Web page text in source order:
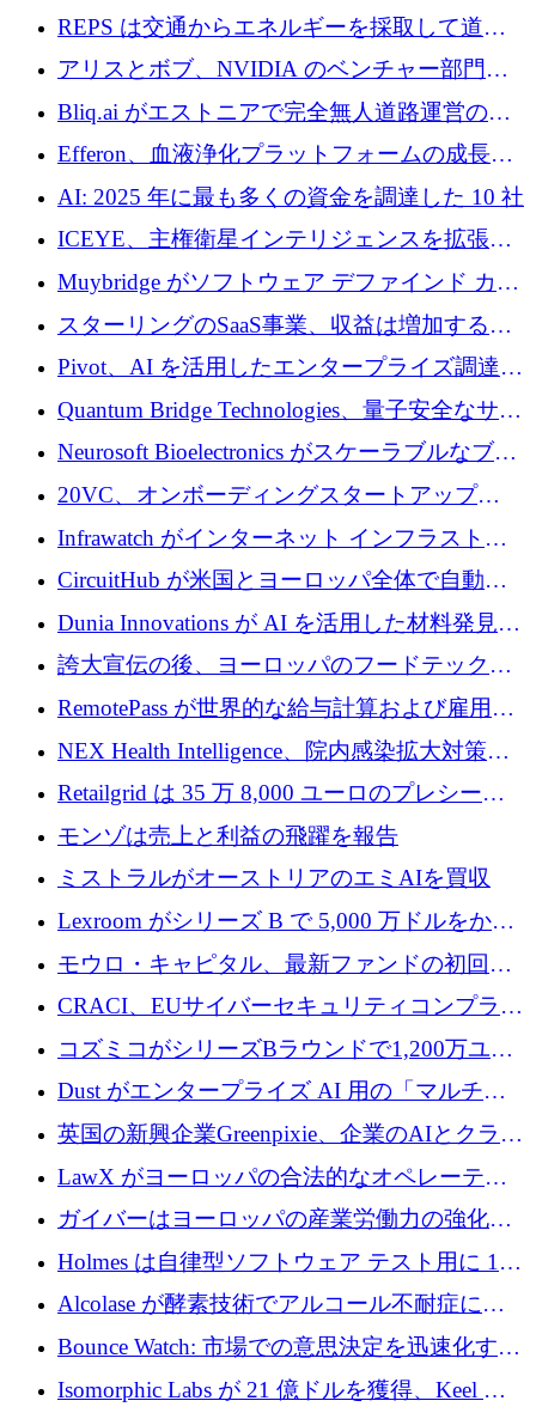
Mistral が Emmi AI を買収、Bliq がエストニア
での完全無人道路運営を承認
REPS は交通からエネルギーを採取して道路
を発電所に変えるために 2,360 万ドルを調達
アリスとボブ、NVIDIA のベンチャー部門か
らの投資でシリーズ B を拡大
Bliq.ai がエストニアで完全無人道路運営の承
認を獲得
Efferon、血液浄化プラットフォームの成長に
250万ユーロを確保
AI: 2025 年に最も多くの資金を調達した 10 社
ICEYE、主権衛星インテリジェンスを拡張す
るために 3 億ユーロの信用枠を確保
Muybridge がソフトウェア デファインド カメ
ラ テクノロジーを拡張するためにシリーズ A
で 1,600 万ドルを調達
スターリングのSaaS事業、収益は増加するも
グループ利益は減少
Pivot、AI を活用したエンタープライズ調達プ
ラットフォームを拡大するために 4,000 万ド
ルを調達
Quantum Bridge Technologies、量子安全なサイ
バーセキュリティ インフラストラクチャの拡
Neurosoft Bioelectronics がスケーラブルなブレ
イン コンピューター インターフェイスのため
に 750 万ドルを調達
20VC、オンボーディングスタートアップ
Prelude へのシリーズ A 投資で 2,000 万ドルを
Infrawatch がインターネット インフラストラ
クチャ インテリジェンス向けに 300 万ドルの
プレシードを確保
CircuitHub が米国とヨーロッパ全体で自動電
子機器製造を拡大するために 2,800 万ドルを
Dunia Innovations が AI を活用した材料発見を
産業化するために 2 億 8,000 万ユーロのベル
リン GigaLab を発表
誇大宣伝の後、ヨーロッパのフードテックセ
クターはファンダメンタルズを中心に再構築
RemotePass が世界的な給与計算および雇用プ
ラットフォームを拡大するために 1,740 万ド
NEX Health Intelligence、院内感染拡大対策に
100万ユーロを確保
Retailgrid は 35 万 8,000 ユーロのプレシード
ラウンドで小売業のスプレッドシートをター
ゲットにしています
モンゾは売上と利益の飛躍を報告
ミストラルがオーストリアのエミAIを買収
Lexroom がシリーズ B で 5,000 万ドルをかけ
てヨーロッパ大陸法用の法律 AI を構築
モウロ・キャピタル、最新ファンドの初回ク
ローズで4億ドルを確保
CRACI、EUサイバーセキュリティコンプライ
アンスプラットフォームのために140万ユーロ
コズミコがシリーズBラウンドで1,200万ユー
ロを調達
Dust がエンタープライズ AI 用の「マルチプ
レイヤー」オペレーティング システムを構築
するシリーズ B で 4,000 万ドルを調達
英国の新興企業Greenpixie、企業のAIとクラウ
ドのエネルギー無駄を削減するために470万ポ
ンドを調達
LawX がヨーロッパの合法的なオペレーティ
ング システムを構築するために 750 万ユーロ
を調達
ガイバーはヨーロッパの産業労働力の強化に
貢献するために 140 万ユーロを獲得
Holmes は自律型ソフトウェア テスト用に 110
万ユーロのプレシードを提供して開始
Alcolase が酵素技術でアルコール不耐症に取
り組むために 150 万ユーロを調達
Bounce Watch: 市場での意思決定を迅速化する
ためのインテリジェンス層を構築する
Isomorphic Labs が 21 億ドルを獲得、Keel の